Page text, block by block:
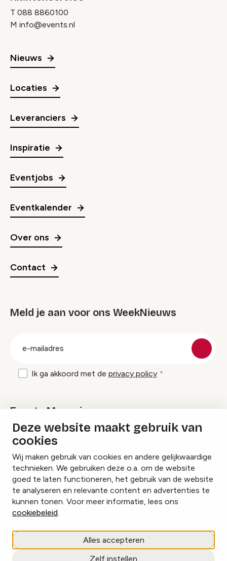
Deze website maakt gebruik van
cookies
Wij maken gebruik van cookies en andere gelijkwaardige
technieken. We gebruiken deze o.a. om de website
goed te laten functioneren, het gebruik van de website
te analyseren en relevante content en advertenties te
kunnen tonen. Voor meer informatie, lees ons
cookiebeleid.
Alles accepteren
Zelf instellen
T 088 8860100
M info@events.nl
Nieuws
Locaties
Leveranciers
Inspiratie
Eventjobs
Eventkalender
Over ons
Contact
Meld je aan voor ons WeekNieuws
Ik ga akkoord met de privacy policy
Events Magazine
Ik ontvang graag Events Magazine
InstagramFacebookLinkedIn
Cookies beheren
Privacy policy